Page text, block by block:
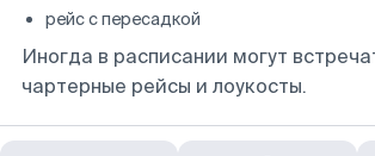
рейс с пересадкой
Иногда в расписании могут
чартерные рейсы и лоукосты.